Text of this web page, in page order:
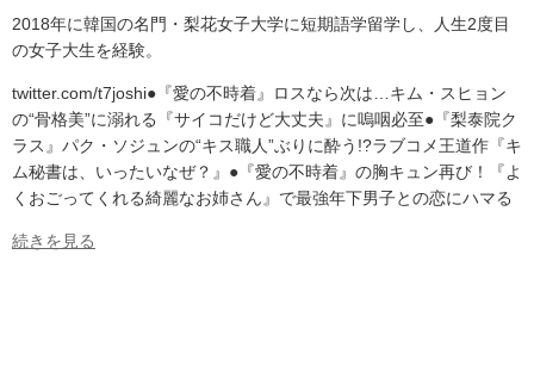
2018年に韓国の名門・梨花女子大学に短期語学留学し、人生2度目
の女子大生を経験。
twitter.com/t7joshi●『愛の不時着』ロスなら次は…キム・スヒョン
の“骨格美”に溺れる『サイコだけど大丈夫』に嗚咽必至●『梨泰院ク
ラス』パク・ソジュンの“キス職人”ぶりに酔う!?ラブコメ王道作『キ
ム秘書は、いったいなぜ？』●『愛の不時着』の胸キュン再び！『よ
くおごってくれる綺麗なお姉さん』で最強年下男子との恋にハマる
続きを見る